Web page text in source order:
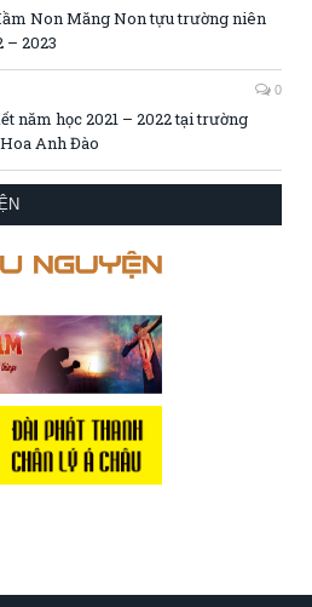
Non Măng Non tựu trường niên
– 2023
0
năm học 2021 – 2022 tại trường
Anh Đào